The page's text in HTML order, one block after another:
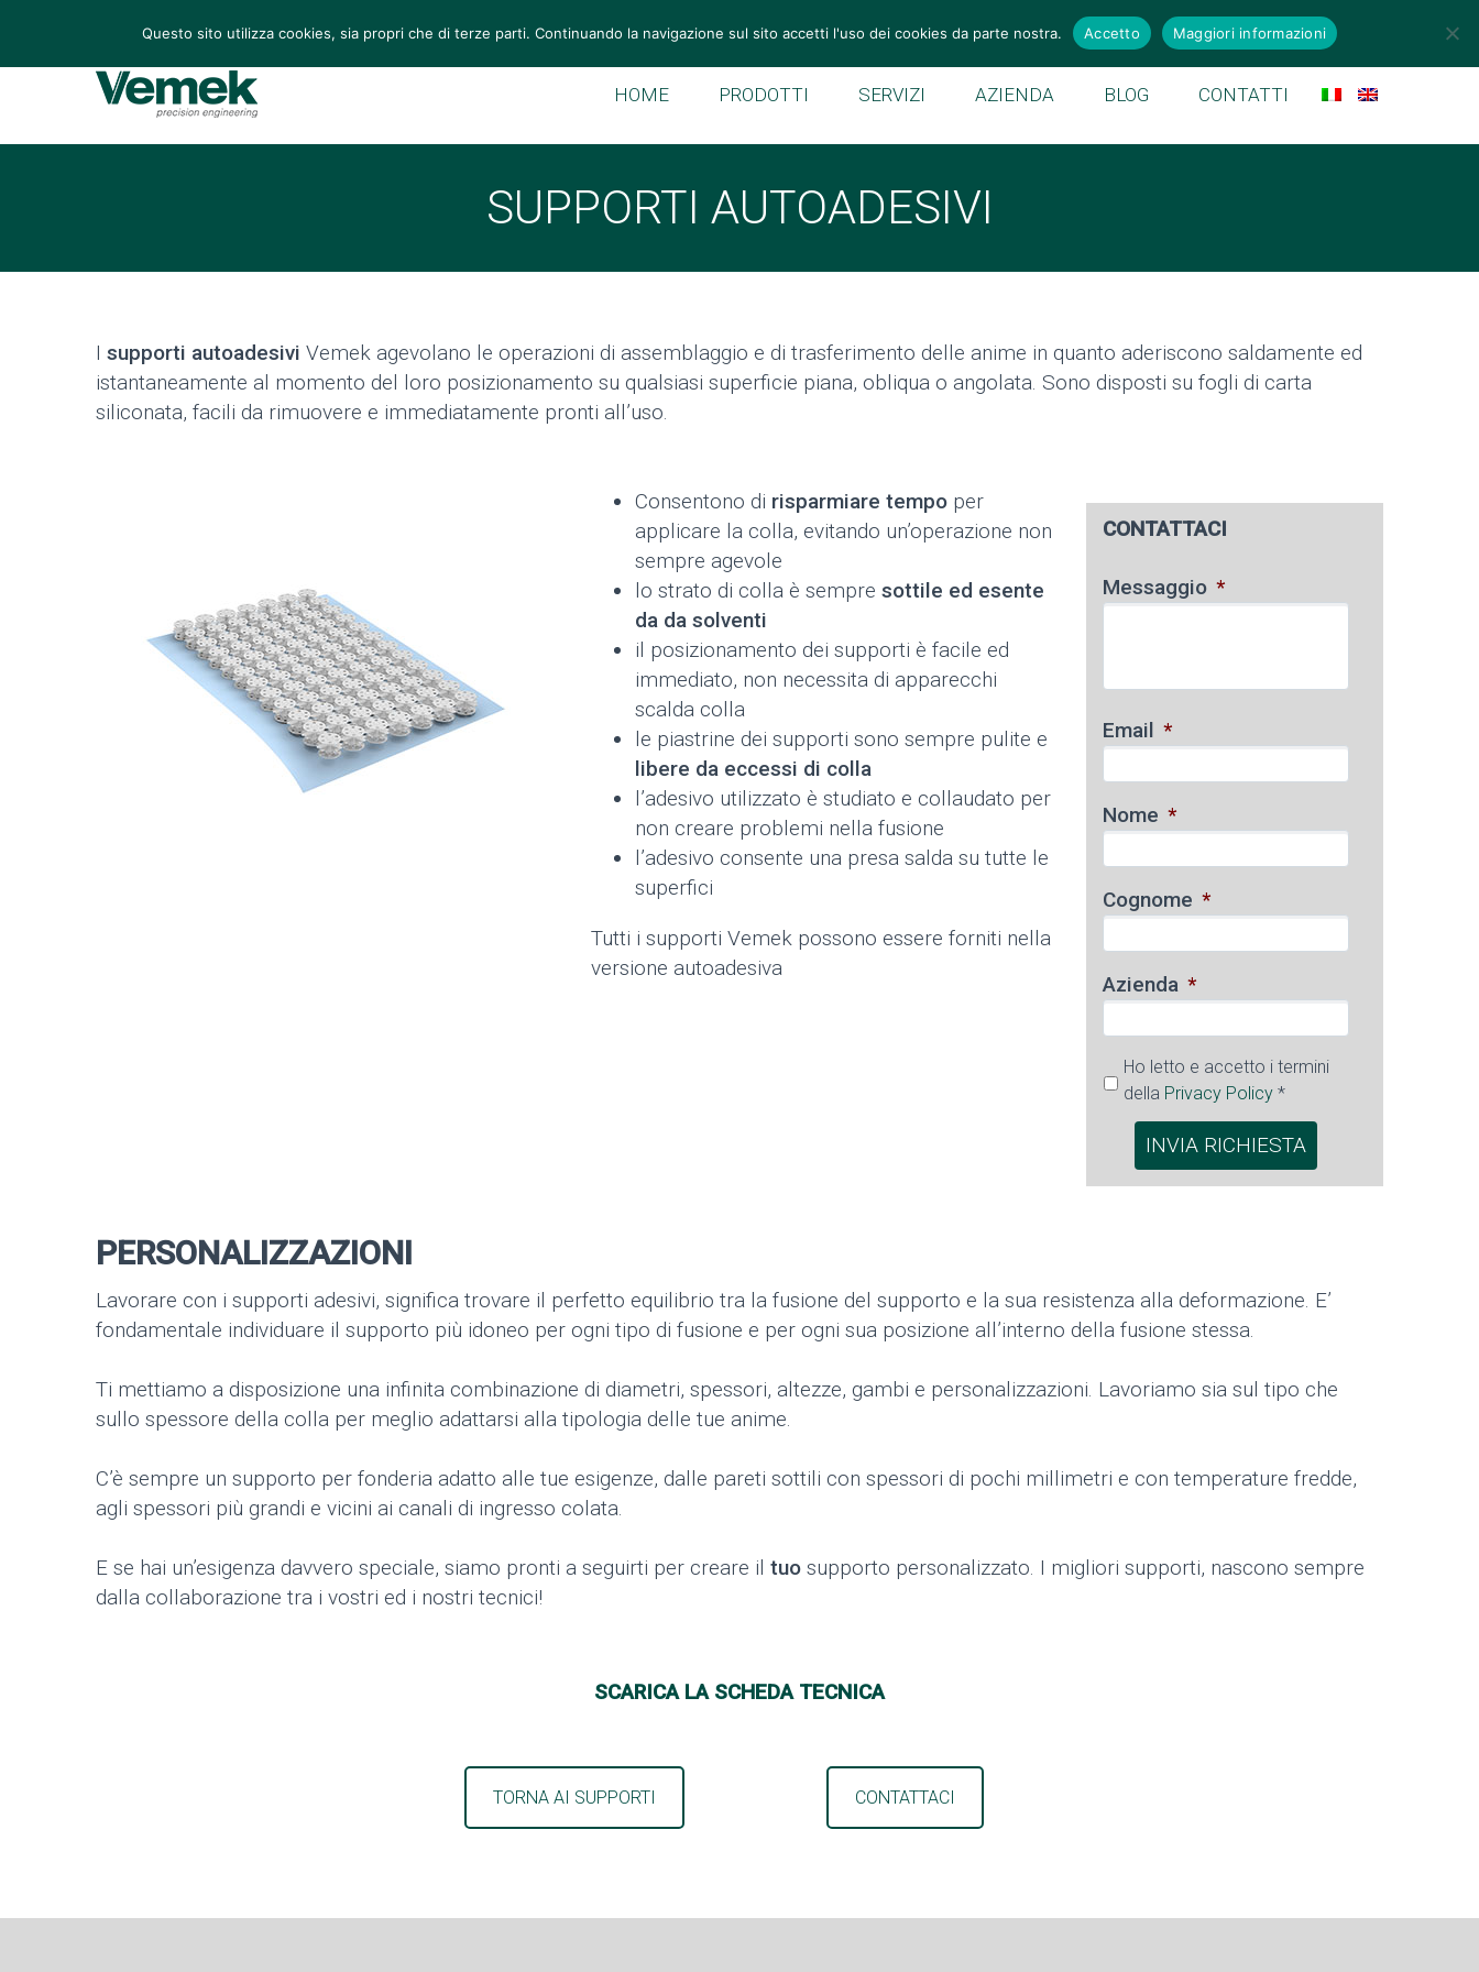
HOME PRODOTTI SERVIZI AZIENDA BLOG CONTATTI
SUPPORTI AUTOADESIVI
I supporti autoadesivi Vemek agevolano le operazioni di assemblaggio e di trasferimento delle anime in quanto aderiscono saldamente ed
istantaneamente al momento del loro posizionamento su qualsiasi superficie piana, obliqua o angolata. Sono disposti su fogli di carta
siliconata, facili da rimuovere e immediatamente pronti all’uso.
Consentono di risparmiare tempo per
applicare la colla, evitando un’operazione non
sempre agevole
lo strato di colla è sempre sottile ed esente
da da solventi
il posizionamento dei supporti è facile ed
immediato, non necessita di apparecchi
scalda colla
le piastrine dei supporti sono sempre pulite e
libere da eccessi di colla
l’adesivo utilizzato è studiato e collaudato per
non creare problemi nella fusione
l’adesivo consente una presa salda su tutte le
superfici
Tutti i supporti Vemek possono essere forniti nella
versione autoadesiva
CONTATTACI
Messaggio *
Email *
Nome *
Cognome *
Azienda *
Ho letto e accetto i termini
della Privacy Policy *
PERSONALIZZAZIONI
Lavorare con i supporti adesivi, significa trovare il perfetto equilibrio tra la fusione del supporto e la sua resistenza alla deformazione. E’
fondamentale individuare il supporto più idoneo per ogni tipo di fusione e per ogni sua posizione all’interno della fusione stessa.
Ti mettiamo a disposizione una infinita combinazione di diametri, spessori, altezze, gambi e personalizzazioni. Lavoriamo sia sul tipo che
sullo spessore della colla per meglio adattarsi alla tipologia delle tue anime.
C’è sempre un supporto per fonderia adatto alle tue esigenze, dalle pareti sottili con spessori di pochi millimetri e con temperature fredde,
agli spessori più grandi e vicini ai canali di ingresso colata.
E se hai un’esigenza davvero speciale, siamo pronti a seguirti per creare il tuo supporto personalizzato. I migliori supporti, nascono sempre
dalla collaborazione tra i vostri ed i nostri tecnici!
SCARICA LA SCHEDA TECNICA
TORNA AI SUPPORTI CONTATTACI
Questo sito utilizza cookies, sia propri che di terze parti. Continuando la navigazione sul sito accetti l'uso dei cookies da parte nostra. Accetto Maggiori informazioni